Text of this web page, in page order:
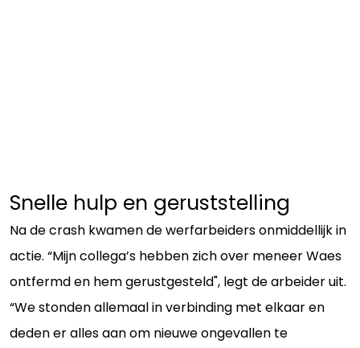
Snelle hulp en geruststelling
Na de crash kwamen de werfarbeiders onmiddellijk in
actie. “Mijn collega’s hebben zich over meneer Waes
ontfermd en hem gerustgesteld", legt de arbeider uit.
“We stonden allemaal in verbinding met elkaar en
deden er alles aan om nieuwe ongevallen te